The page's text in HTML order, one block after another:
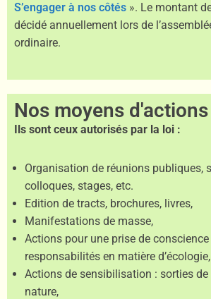
S’engager à nos côtés ». Le montant
décidé annuellement lors de
ordinaire.
Nos moyens d'actions
Ils sont ceux autorisés par la loi :
Organisation de réunions publiques,
colloques, stages, etc.
Edition de tracts, brochures, livres,
Manifestations de masse,
Actions pour une prise de conscience
responsabilités en matière d’écologie,
Actions de sensibilisation : sorties de
nature,